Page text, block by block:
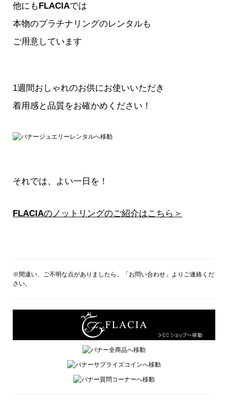
他にもFLACIAでは
本物のプラチナリングのレンタルも
ご用意しています
1週間おしゃれのお供にお使いいただき
着用感と品質をお確かめください！
それでは、よい一日を！
FLACIAのノットリングのご紹介はこちら＞
※間違い、ご不明な点がありましたら、「お問い合わせ」よりご連絡くだ
さい。